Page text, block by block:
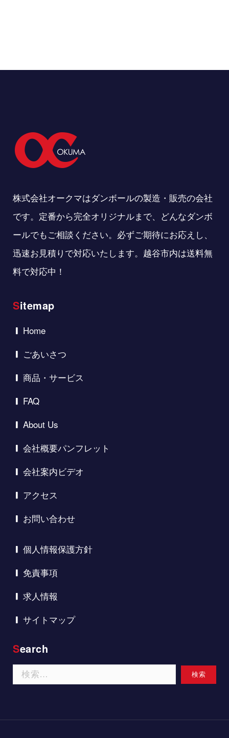
株式会社オークマはダンボールの製造・販売の会社
です。定番から完全オリジナルまで、どんなダンボ
ールでもご相談ください。必ずご期待にお応えし、
迅速お見積りで対応いたします。越谷市内は送料無
料で対応中！
Sitemap
Home
ごあいさつ
商品・サービス
FAQ
About Us
会社概要パンフレット
会社案内ビデオ
アクセス
お問い合わせ
個人情報保護方針
免責事項
求人情報
サイトマップ
Search